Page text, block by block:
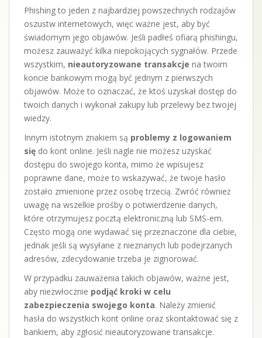
Phishing to jeden z najbardziej powszechnych rodzajów
oszustw internetowych, więc ważne jest, aby być
świadomym jego objawów. Jeśli padłeś ofiarą phishingu,
możesz zauważyć kilka niepokojących sygnałów. Przede
wszystkim, nieautoryzowane transakcje na twoim
koncie bankowym mogą być jednym z pierwszych
objawów. Może to oznaczać, że ktoś uzyskał dostęp do
twoich danych i wykonał zakupy lub przelewy bez twojej
wiedzy.
Innym istotnym znakiem są problemy z logowaniem
się do kont online. Jeśli nagle nie możesz uzyskać
dostępu do swojego konta, mimo że wpisujesz
poprawne dane, może to wskazywać, że twoje hasło
zostało zmienione przez osobę trzecią. Zwróć również
uwagę na wszelkie prośby o potwierdzenie danych,
które otrzymujesz pocztą elektroniczną lub SMS-em.
Często mogą one wydawać się przeznaczone dla ciebie,
jednak jeśli są wysyłane z nieznanych lub podejrzanych
adresów, zdecydowanie trzeba je zignorować.
W przypadku zauważenia takich objawów, ważne jest,
aby niezwłocznie podjąć kroki w celu
zabezpieczenia swojego konta. Należy zmienić
hasła do wszystkich kont online oraz skontaktować się z
bankiem, aby zgłosić nieautoryzowane transakcje.